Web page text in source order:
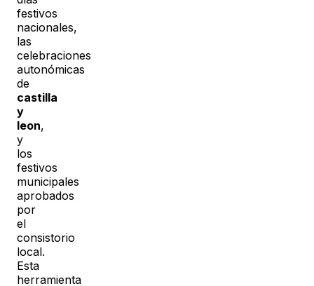
festivos
nacionales,
las
celebraciones
autonómicas
de
castilla
y
leon,
y
los
festivos
municipales
aprobados
por
el
consistorio
local.
Esta
herramienta